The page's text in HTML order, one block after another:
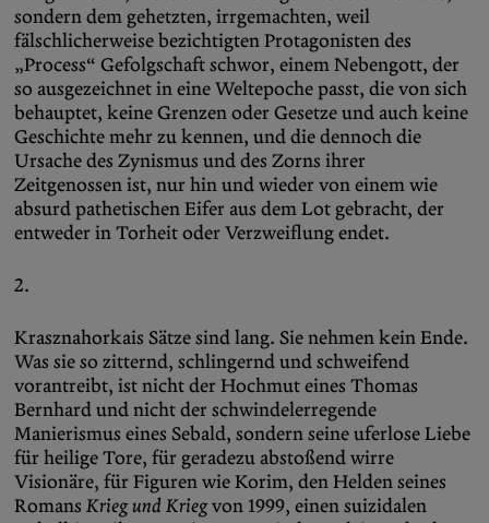
sondern dem gehetzten, irrgemachten, weil
fälschlicherweise bezichtigten Protagonisten des
„Process“ Gefolgschaft schwor, einem Nebengott, der
so ausgezeichnet in eine Weltepoche passt, die von sich
behauptet, keine Grenzen oder Gesetze und auch keine
Geschichte mehr zu kennen, und die dennoch die
Ursache des Zynismus und des Zorns ihrer
Zeitgenossen ist, nur hin und wieder von einem wie
absurd pathetischen Eifer aus dem Lot gebracht, der
entweder in Torheit oder Verzweiflung endet.
2.
Krasznahorkais Sätze sind lang. Sie nehmen kein Ende.
Was sie so zitternd, schlingernd und schweifend
vorantreibt, ist nicht der Hochmut eines Thomas
Bernhard und nicht der schwindelerregende
Manierismus eines Sebald, sondern seine uferlose Liebe
für heilige Tore, für geradezu abstoßend wirre
Visionäre, für Figuren wie Korim, den Helden seines
Romans Krieg und Kriegvon 1999, einen suizidalen